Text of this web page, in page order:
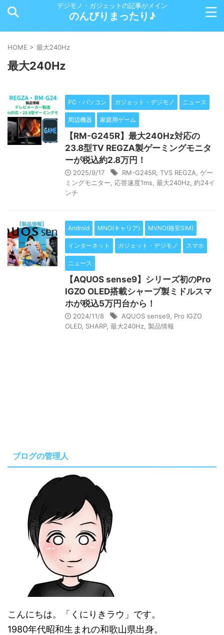
デジモノ・ガジェットの記事がメイン
のんびりまったり♪
HOME > 最大240Hz
最大240Hz
PC・パソコン ガジェット・デジモノ ニュース
周辺機器 家庭用ゲーム
【RM-G245R】最大240Hz対応の
23.8型TV REGZA製ゲーミングモニタ
ーが税込約2.8万円！
2025/9/17 RM-G245R TVS REGZA ゲー
ミングモニター
応答速度1ms 最大240Hz 約24イ
ンチ
Android MNO(キャリア) MVNO(格安SIM)
インターネット ガジェット・デジモノ スマホ
ニュース
【AQUOS sense9】シリーズ初のPro
IGZO OLED搭載シャープ製ミドルスマ
ホが税込5万円台から！
2024/11/8 AQUOS sense9 Pro IGZO
OLED, SHARP, 最大240Hz 製品情報
ブログの管理人
こんにちは。「くにりきラウ」です。
1980年代昭和生まれの和歌山県出身。